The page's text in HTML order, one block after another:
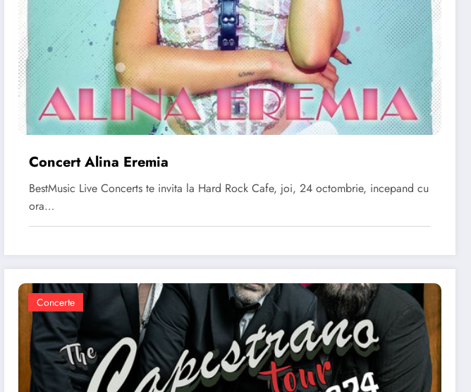
Concert Alina Eremia
BestMusic Live Concerts te invita la Hard Rock Cafe, joi, 24 octombrie, incepand cu
ora…
Concerte